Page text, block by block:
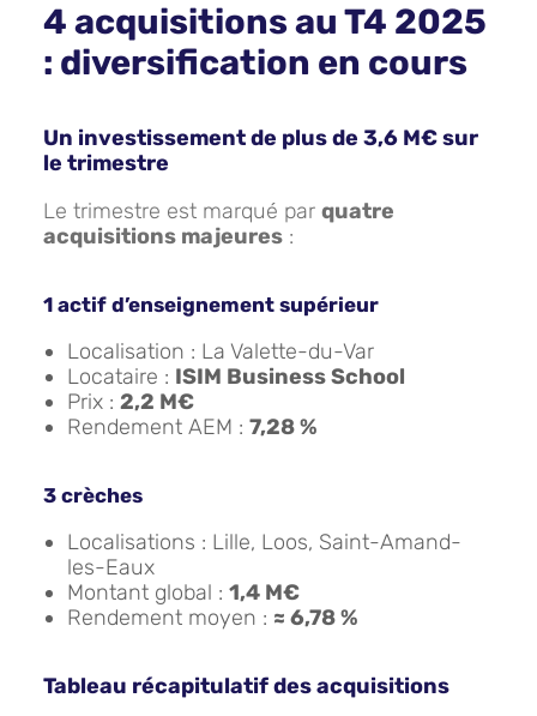
4 acquisitions au T4 2025
: diversification en cours
Un investissement de plus de 3,6 M€ sur
le trimestre
Le trimestre est marqué par quatre
acquisitions majeures :
1 actif d’enseignement supérieur
Localisation : La Valette-du-Var
Locataire : ISIM Business School
Prix : 2,2 M€
Rendement AEM : 7,28 %
3 crèches
Localisations : Lille, Loos, Saint-Amand-
les-Eaux
Montant global : 1,4 M€
Rendement moyen : ≈ 6,78 %
Tableau récapitulatif des acquisitions